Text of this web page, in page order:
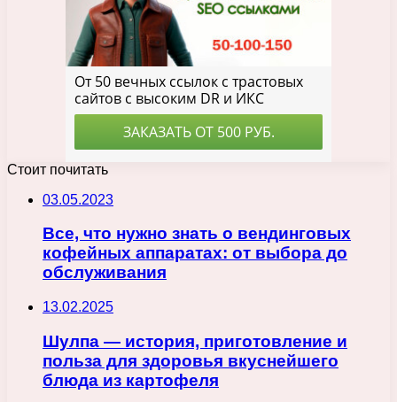
Стоит почитать
03.05.2023
Все, что нужно знать о вендинговых
кофейных аппаратах: от выбора до
обслуживания
13.02.2025
Шулпа — история, приготовление и
польза для здоровья вкуснейшего
блюда из картофеля